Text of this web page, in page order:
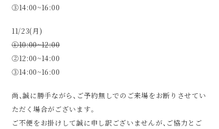
③14:00~16:00
11/23(月)
①10:00~12:00
②12:00~14:00
③14:00~16:00
尚、誠に勝手ながら、ご予約無しでのご来場をお断りさせてい
ただく場合がございます。
ご不便をお掛けして誠に申し訳ございませんが、ご協力とご